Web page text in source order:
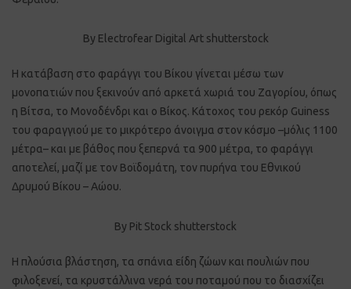
By Electrofear Digital Art shutterstock
Η κατάβαση στο φαράγγι του Βίκου γίνεται μέσω των
μονοπατιών που ξεκινούν από αρκετά χωριά του Ζαγορίου, όπως
η Βίτσα, το Μονοδένδρι και ο Βίκος. Κάτοχος του ρεκόρ Guiness
του φαραγγιού με το μικρότερο άνοιγμα στον κόσμο –μόλις 1100
μέτρα– και με βάθος που ξεπερνά τα 900 μέτρα, το φαράγγι
αποτελεί, μαζί με τον Βοϊδομάτη, τον πυρήνα του Εθνικού
Δρυμού Βίκου – Αώου.
By Pit Stock shutterstock
Η πλούσια βλάστηση, τα σπάνια είδη ζώων και πουλιών που
φιλοξενεί, τα κρυστάλλινα νερά του ποταμού που το διασχίζει